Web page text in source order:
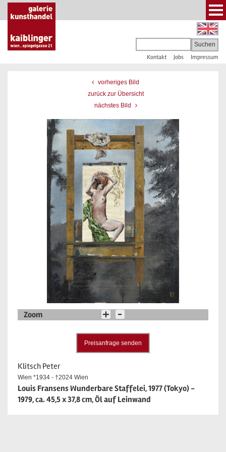
Kontakt Jobs Impressum
vorheriges Bild
zurück zur Übersicht
nächstes Bild
Zoom
Preisanfrage senden
Klitsch Peter
Wien *1934 - †2024 Wien
Louis Fransens Wunderbare Staffelei, 1977 (Tokyo) -
1979, ca. 45,5 x 37,8 cm, Öl auf Leinwand